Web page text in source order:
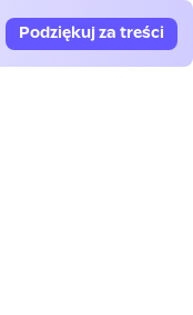
Podziękuj za treści